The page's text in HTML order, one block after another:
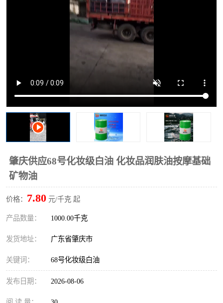
肇庆供应68号化妆级白油 化妆品润肤油按摩基础
矿物油
价格： 7.80 元/千克 起
产品数量： 1000.00千克
发货地址： 广东省肇庆市
关键词： 68号化妆级白油
发布日期： 2026-08-06